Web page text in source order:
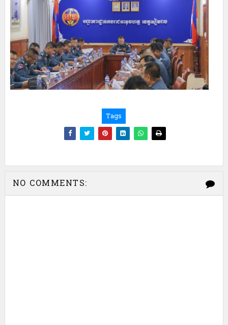
Tags
NO COMMENTS: